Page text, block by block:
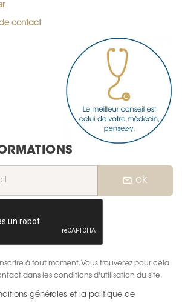
contact
mail_outline ok
à tout moment. Vous trouverez pour cela
dans les conditions d'utilisation du site.
générales et la politique de